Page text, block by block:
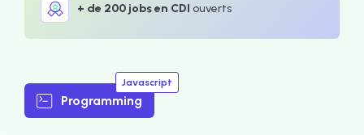
+ de 200 jobs en CDI ouverts
Programming
Javascript